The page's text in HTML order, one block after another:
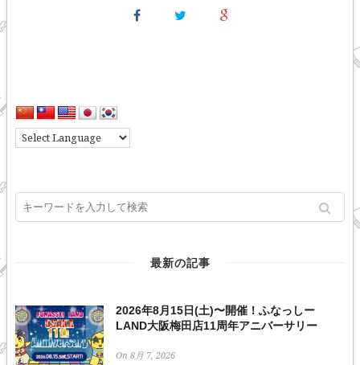
最新の記事
2026年8月15日(土)〜開催！ふなっしー
LAND大阪梅田店11周年アニバーサリー
On 8月 7, 2026